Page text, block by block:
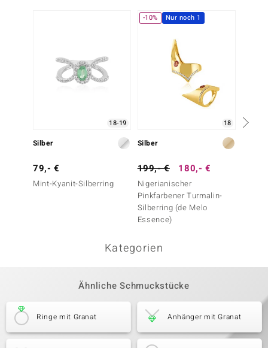
18-19
Silber
79,- €
Mint-Kyanit-Silberring
-10% Nur noch 1
18
Silber
199,- € 180,- €
Nigerianischer
Pinkfarbener Turmalin-
Silberring (de Melo
Essence)
Kategorien
Ähnliche Schmuckstücke
Ringe mit Granat Anhänger mit Granat